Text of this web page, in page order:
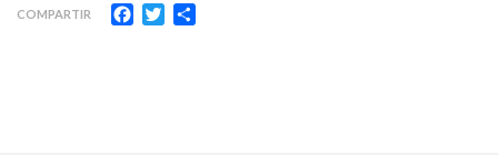
COMPARTIR Facebook
Twitter